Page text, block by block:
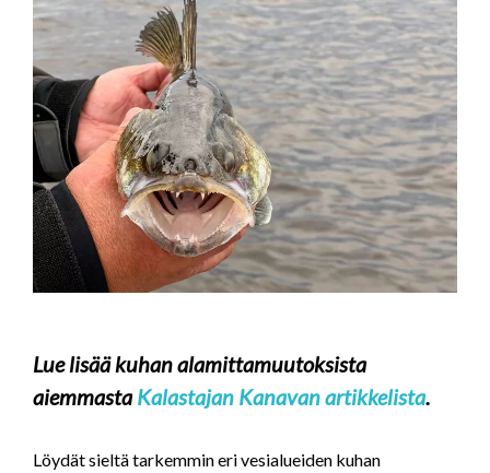
Lue lisää kuhan alamittamuutoksista
aiemmastaKalastajan Kanavan artikkelista.
Löydät sieltä tarkemmin eri vesialueiden kuhan